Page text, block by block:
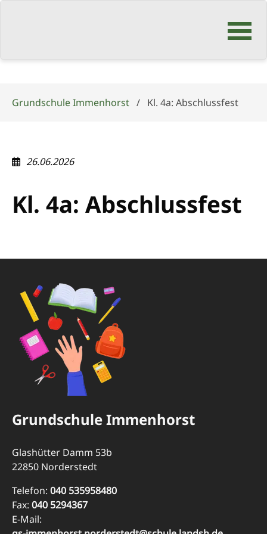
Navigation
Grundschule Immenhorst Kl. 4a: Abschlussfest
26.06.2026
Kl. 4a: Abschlussfest
Grundschule Immenhorst
Glashütter Damm 53b
22850 Norderstedt
Telefon: 040 535958480
Fax: 040 5294367
E-Mail: